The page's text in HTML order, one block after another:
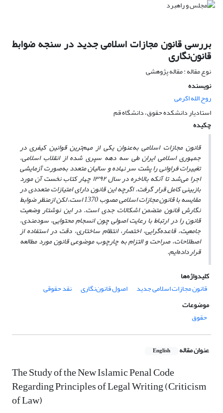
بررسی قانون مجازات اسلامی جدید در سنجه ضوابط
قانون‌نگاری
نوع مقاله : مقاله پژوهشی
نویسنده
روح الله اکرمی
استادیار دانشکده حقوق، دانشگاه قم
چکیده
قانون مجازات اسلامی به‌عنوان یکی از مهم‌ترین قوانین کیفری در
جمهوری اسلامی ایران طی سه دهه سپری شده از انقلاب اسلامی،
تغییرات فراوانی را پشت سر نهاده و سالیان متعدد به‌صورت آزمایشی
اجرا می‌شد تا آنکه بالاخره در سال ١٣٩٢ چهار کتاب نخست آن مورد
بازبینی کامل قرار گرفت. اگرچه این قانون دارای امتیازات متعددی در
مقایسه با قانون مجازات اسلامی مصوب 1370 است، لکن از‌منظر ضوابط
نگارش قانون متضمن اشکالات جدی است. در این نوشتار وضعیت
قانون را در ارتباط با رعایت اصولی چون انسجام محتوایی، سودمندی،
جامعیت، قاعده‌گرایی، اختصار، انتظام ساختاری، دقت در استفاده از
اصطلاحات، صراحت و التزام به چارچوب موضوعی قانون مورد مطالعه
قرار داده‌ایم.
کلیدواژه‌ها
قانون مجازات اسلامی جدید
اصول قانون‌نگاری
نقد حقوقی
موضوعات
حقوق
عنوان مقاله English
The Study of the New Islamic Penal Code
Regarding Principles of Legal Writing (Criticism
of Law)